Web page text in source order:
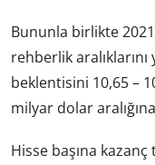
Bununla birlikte 2021
rehberlik
beklentisini 10,65 –
milyar dolar
Hisse başına